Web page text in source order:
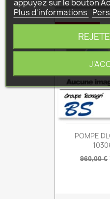
POMPE
Prix
960,00 €
Plus d'informations